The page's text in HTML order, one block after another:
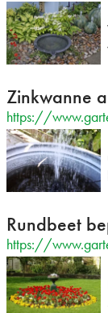
Zinkwanne
https://
Rundbeet
https://